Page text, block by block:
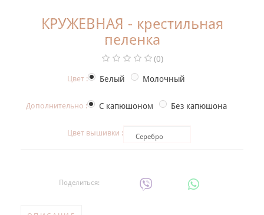
Фотогалерея
Интересное о крещении ребенка
ИМЕННАЯ ВЫШИВКА
КРУЖЕВНАЯ - крестильная
пеленка
(0)
Цвет : Белый Молочный
Дополнительно : С капюшоном Без капюшона
Цвет вышивки : Серебро
Поделиться: